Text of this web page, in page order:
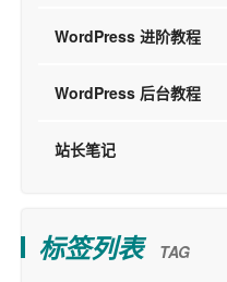
WordPress 进阶教程
WordPress 后台教程
站长笔记
标签列表 TAG